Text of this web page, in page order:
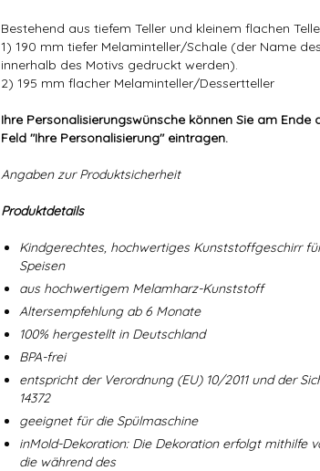
Bestehend aus tiefem Teller und kleinem flachen
1) 190 mm tiefer Melaminteller/Schale (der Name
innerhalb des Motivs gedruckt werden).
2) 195 mm flacher Melaminteller/Dessertteller
Ihre Personalisierungswünsche können Sie am Ende
Feld "Ihre Personalisierung" eintragen.
Angaben zur Produktsicherheit
Produktdetails
Kindgerechtes, hochwertiges Kunststoffgeschirr
Speisen
aus hochwertigem Melamharz-Kunststoff
Altersempfehlung ab 6 Monate
100% hergestellt in Deutschland
BPA-frei
entspricht der Verordnung (EU) 10/2011 und der
14372
geeignet für die Spülmaschine
inMold-Dekoration: Die Dekoration erfolgt mithilfe
die während des